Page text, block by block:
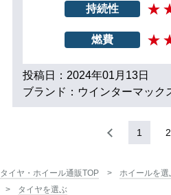
持続性
燃費
投稿日：2024年01月13日
ブランド：ウインターマック
1 2
タイヤ・ホイール通販TOP ホイールを選
タイヤを選ぶ